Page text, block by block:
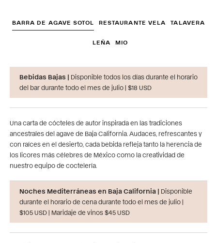
BARRA DE AGAVE SOTOL RESTAURANTE VELA TALAVERA
LEÑA MIO
Bebidas Bajas | Disponible todos los días durante el horario
del bar durante todo el mes de julio | $18 USD
Una carta de cócteles de autor inspirada en las tradiciones
ancestrales del agave de Baja California. Audaces, refrescantes y
con raíces en el desierto, cada bebida refleja tanto la herencia de
los licores más célebres de México como la creatividad de
nuestro equipo de coctelería.
Noches Mediterráneas en Baja California | Disponible
durante el horario de cena durante todo el mes de julio |
$105 USD | Maridaje de vinos $45 USD